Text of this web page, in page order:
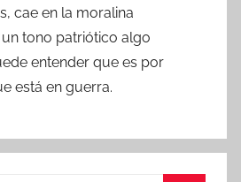
cae en la moralina
tono patriótico algo
entender que es por
está en guerra.